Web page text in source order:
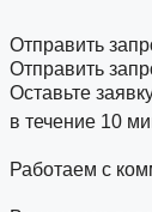
Отправить
Отправить
Оставьте
в течение 10
Работаем с